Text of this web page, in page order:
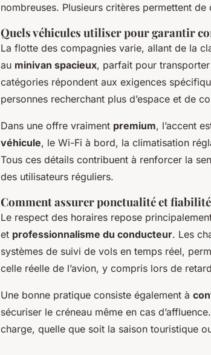
nombreuses. Plusieurs critères permettent
Quels véhicules utiliser pour garantir
La flotte des compagnies varie, allant de la
au minivan spacieux, parfait pour transporter
catégories répondent aux exigences
personnes recherchant plus d’espace et de
Dans une offre vraiment premium, l’accent
véhicule, le Wi-Fi à bord, la climatisation
Tous ces détails contribuent à renforcer la
des utilisateurs réguliers.
Comment assurer ponctualité et
Le respect des horaires repose
et professionnalisme du conducteur. Les
systèmes de suivi de vols en temps réel,
celle réelle de l’avion, y compris lors de
Une bonne pratique consiste également à
sécuriser le créneau même en cas
charge, quelle que soit la saison touristique